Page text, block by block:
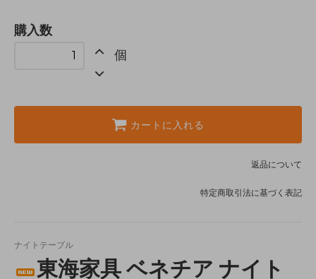
購入数
個
カートに入れる
返品について
特定商取引法に基づく表記
ナイトテーブル
東海家具 ベネチア ナイト